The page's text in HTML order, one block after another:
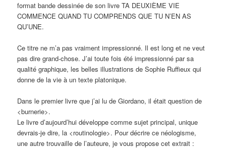
format bande dessinée de son livre TA DEUXIÈME VIE
COMMENCE QUAND TU COMPRENDS QUE TU N’EN AS
QU’UNE.
Ce titre ne m’a pas vraiment impressionné. Il est long et ne veut
pas dire grand-chose. J’ai toute fois été impressionné par sa
qualité graphique, les belles illustrations de Sophie Ruffieux qui
donne de la vie à un texte platonique.
Dans le premier livre que j’ai lu de Giordano, il était question de
<burnerie>.
Le livre d’aujourd’hui développe comme sujet principal, unique
devrais-je dire, la <routinologie>. Pour décrire ce néologisme,
une autre trouvaille de l’auteure, je vous propose cet extrait :